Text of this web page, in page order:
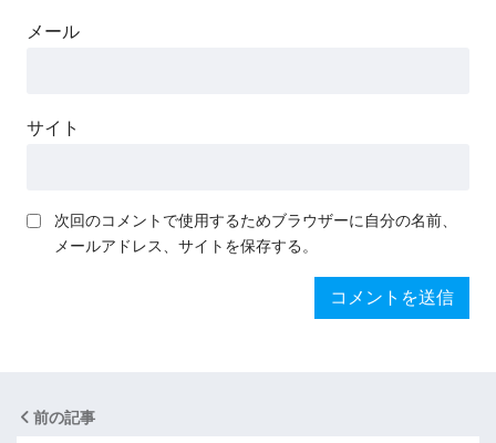
メール
サイト
次回のコメントで使用するためブラウザーに自分の名前、
メールアドレス、サイトを保存する。
前の記事